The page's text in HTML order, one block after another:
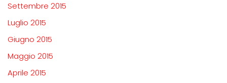
Settembre 2015
Luglio 2015
Giugno 2015
Maggio 2015
Aprile 2015